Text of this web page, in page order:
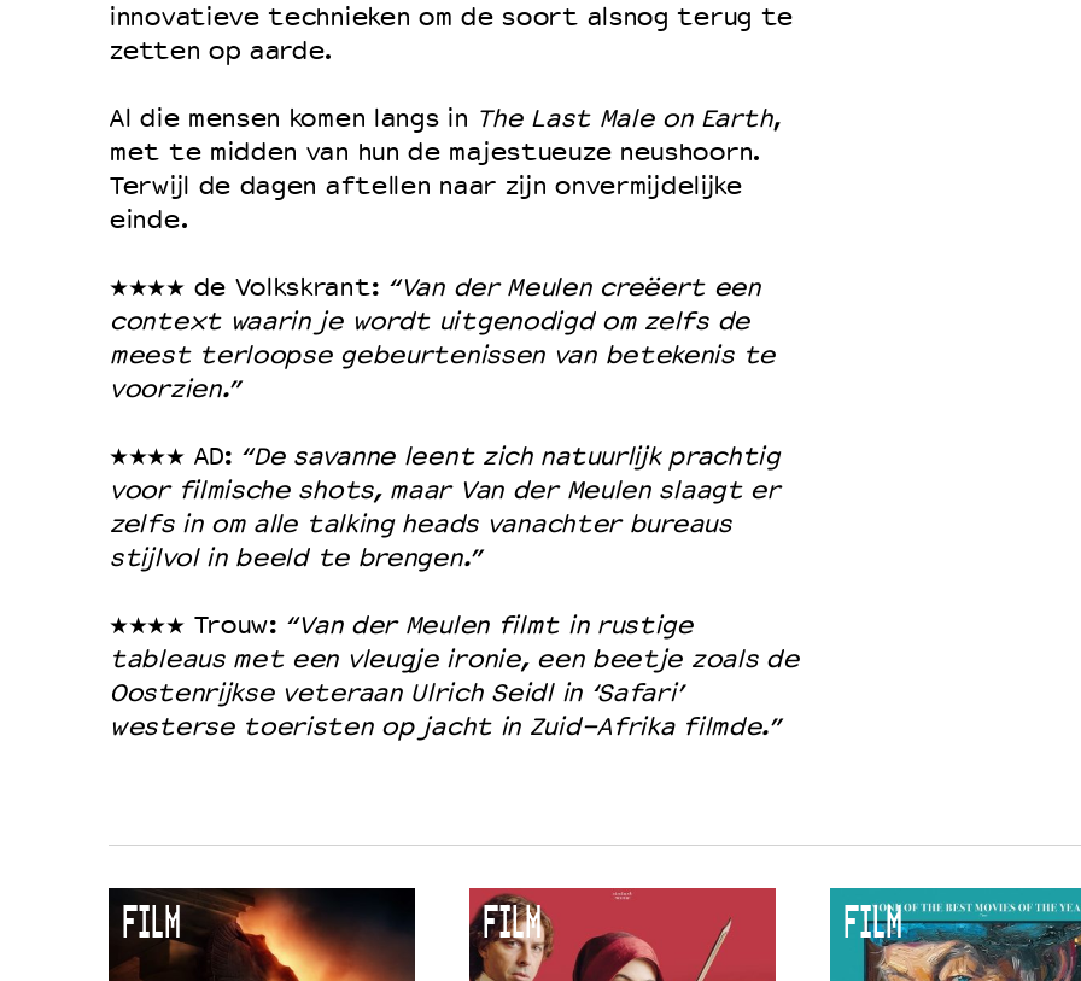
innovatieve technieken om de soort alsnog terug te
zetten op aarde.
Al die mensen komen langs in The Last Male on Earth,
met te midden van hun de majestueuze neushoorn.
Terwijl de dagen aftellen naar zijn onvermijdelijke
einde.
★★★★ de Volkskrant: “Van der Meulen creëert een
context waarin je wordt uitgenodigd om zelfs de
meest terloopse gebeurtenissen van betekenis te
voorzien.”
★★★★ AD: “De savanne leent zich natuurlijk prachtig
voor filmische shots, maar Van der Meulen slaagt er
zelfs in om alle talking heads vanachter bureaus
stijlvol in beeld te brengen.”
★★★★ Trouw: “Van der Meulen filmt in rustige
tableaus met een vleugje ironie, een beetje zoals de
Oostenrijkse veteraan Ulrich Seidl in ‘Safari’
westerse toeristen op jacht in Zuid-Afrika filmde.”
FILM FILM FILM